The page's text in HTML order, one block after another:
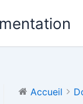
Accueil